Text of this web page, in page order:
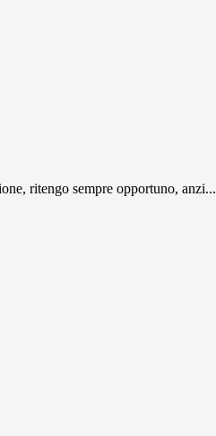
ritengo sempre opportuno, anzi...